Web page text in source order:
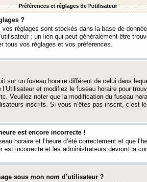
Préférences et réglages de l’utilisateur
?
réglages sont stockés dans la base de
; un lien qui peut généralement être
tous vos réglages et vos préférences.
sur un fuseau horaire différent de celui dans
et modifiez le fuseau horaire pour
Veuillez noter que la modification du fuseau
inscrits. Si vous n’êtes pas inscrit, c’est
est encore incorrecte !
horaire et l’heure d’été correctement et que
est incorrecte et les administrateurs devront la
sous mon nom d’utilisateur ?